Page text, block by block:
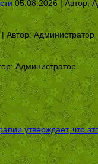
05.08.2026 | Автор:
| Автор:Администратор
Администратор
утверждает, что